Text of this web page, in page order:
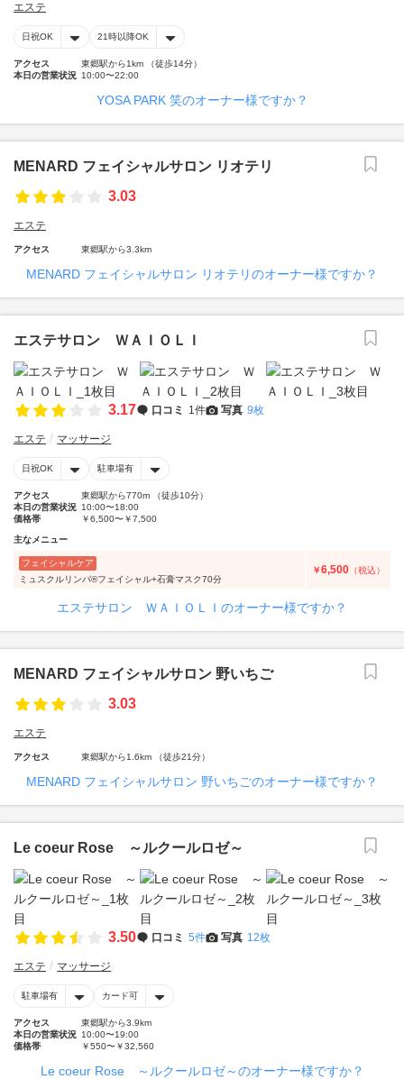
エステ
日祝OK 21時以降OK
アクセス
東郷駅から1km （徒歩14分）
本日の営業状況 10:00〜22:00
YOSA PARK 笑のオーナー様ですか？
MENARD フェイシャルサロン リオテリ
3.03
エステ
アクセス 東郷駅から3.3km
MENARD フェイシャルサロン リオテリのオーナー様ですか？
エステサロン ＷＡＩＯＬＩ
3.17 口コミ 1件 写真 9枚
エステ マッサージ
日祝OK 駐車場有
アクセス
東郷駅から770m （徒歩10分）
本日の営業状況 10:00〜18:00
価格帯
￥6,500〜￥7,500
主なメニュー
フェイシャルケア
ミュスクルリンパ®フェイシャル+石膏マスク70分
￥6,500 （税込）
エステサロン ＷＡＩＯＬＩのオーナー様ですか？
MENARD フェイシャルサロン 野いちご
3.03
エステ
アクセス 東郷駅から1.6km （徒歩21分）
MENARD フェイシャルサロン 野いちごのオーナー様ですか？
Le coeur Rose ～ルクールロゼ～
3.50 口コミ 5件 写真 12枚
エステ マッサージ
駐車場有 カード可
アクセス
東郷駅から3.9km
本日の営業状況 10:00〜19:00
価格帯
￥550〜￥32,560
Le coeur Rose ～ルクールロゼ～のオーナー様ですか？